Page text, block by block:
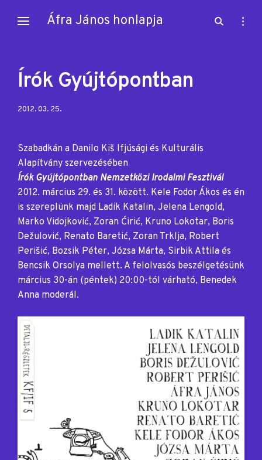
Áfra János honlapja
open
open
Írók Gyújtópontban
Posted
2012. 03. 25.
Szabadkán a Danilo Kiš Ifjúsági és Kulturális
Alapítvány szervezésében
Írók Gyújtópontban Nemzetközi Irodalmi Fesztivál
2012. március 29. és 31. között. Kele Fodor Ákos és én
is szereplünk majd Ladik Katalin, Jelena Lengold,
Marko Vidojković, Zoran Ćirić, Kruno Lokotar, Boris
Dežulović, Renato Baretić, Zoran Trklja, Robert
Perišić, Bozsik Péter, Józsa Márta, Sirbik Attila és
Bencsik Orsolya mellett. A felolvasós beszélgetésünk
március 30-án (péntek) 20:00-tól várható, Benedek
Anna moderál.